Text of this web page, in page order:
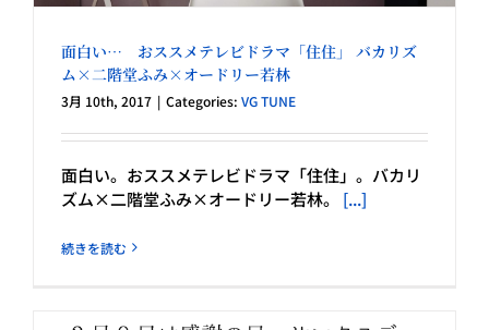
面白い… おススメテレビドラマ「住住」 バカリズ
ム×二階堂ふみ×オードリー若林
3月 10th, 2017 | Categories: VG TUNE
面白い。おススメテレビドラマ「住住」。バカリ
ズム×二階堂ふみ×オードリー若林。 [...]
続きを読む